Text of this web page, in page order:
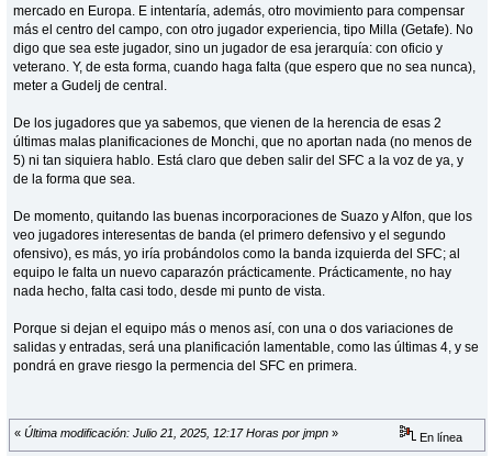
mercado en Europa. E intentaría, además, otro movimiento para compensar
más el centro del campo, con otro jugador experiencia, tipo Milla (Getafe). No
digo que sea este jugador, sino un jugador de esa jerarquía: con oficio y
veterano. Y, de esta forma, cuando haga falta (que espero que no sea nunca),
meter a Gudelj de central.
De los jugadores que ya sabemos, que vienen de la herencia de esas 2
últimas malas planificaciones de Monchi, que no aportan nada (no menos de
5) ni tan siquiera hablo. Está claro que deben salir del SFC a la voz de ya, y
de la forma que sea.
De momento, quitando las buenas incorporaciones de Suazo y Alfon, que los
veo jugadores interesentas de banda (el primero defensivo y el segundo
ofensivo), es más, yo iría probándolos como la banda izquierda del SFC; al
equipo le falta un nuevo caparazón prácticamente. Prácticamente, no hay
nada hecho, falta casi todo, desde mi punto de vista.
Porque si dejan el equipo más o menos así, con una o dos variaciones de
salidas y entradas, será una planificación lamentable, como las últimas 4, y se
pondrá en grave riesgo la permencia del SFC en primera.
« Última modificación: Julio 21, 2025, 12:17 Horas por jmpn » En línea